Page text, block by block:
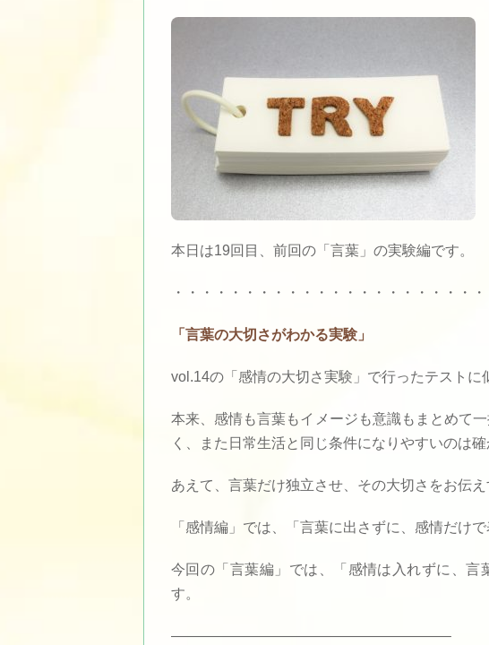
本日は19回目、前回の「言葉」の実験編です。
・・・・・・・・・・・・・・・・・・・・・・
「言葉の大切さがわかる実験」
vol.14の「感情の大切さ実験」で行ったテストに
本来、感情も言葉もイメージも意識もまとめて
く、また日常生活と同じ条件になりやすいのは確
あえて、言葉だけ独立させ、その大切さをお伝え
「感情編」では、「言葉に出さずに、感情だけ
今回の「言葉編」では、「感情は入れずに、言
す。
———————————————————–